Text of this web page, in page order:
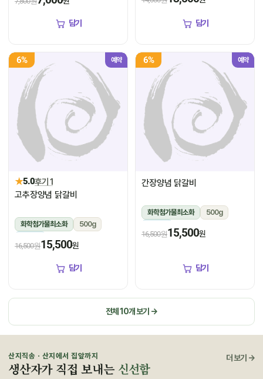
담기 담기
6% 예약
★5.0후기 1
고추장양념 닭갈비
화학첨가물최소화
500g
16,500원15,500원
담기
6% 예약
간장양념 닭갈비
화학첨가물최소화
500g
16,500원15,500원
담기
전체 10개 보기 →
산지직송 · 산지에서 집앞까지
생산자가 직접 보내는 신선함
더 보기 →